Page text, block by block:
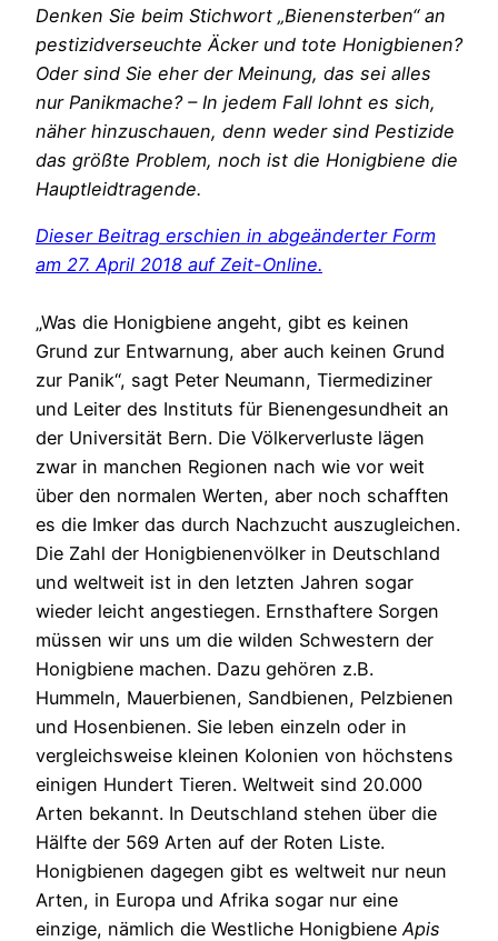
Denken Sie beim Stichwort „Bienensterben“ an
pestizidverseuchte Äcker und tote Honigbienen?
Oder sind Sie eher der Meinung, das sei alles
nur Panikmache? – In jedem Fall lohnt es sich,
näher hinzuschauen, denn weder sind Pestizide
das größte Problem, noch ist die Honigbiene die
Hauptleidtragende.
Dieser Beitrag erschien in abgeänderter Form
am 27. April 2018 auf Zeit-Online.
„Was die Honigbiene angeht, gibt es keinen
Grund zur Entwarnung, aber auch keinen Grund
zur Panik“, sagt Peter Neumann, Tiermediziner
und Leiter des Instituts für Bienengesundheit an
der Universität Bern. Die Völkerverluste lägen
zwar in manchen Regionen nach wie vor weit
über den normalen Werten, aber noch schafften
es die Imker das durch Nachzucht auszugleichen.
Die Zahl der Honigbienenvölker in Deutschland
und weltweit ist in den letzten Jahren sogar
wieder leicht angestiegen. Ernsthaftere Sorgen
müssen wir uns um die wilden Schwestern der
Honigbiene machen. Dazu gehören z.B.
Hummeln, Mauerbienen, Sandbienen, Pelzbienen
und Hosenbienen. Sie leben einzeln oder in
vergleichsweise kleinen Kolonien von höchstens
einigen Hundert Tieren. Weltweit sind 20.000
Arten bekannt. In Deutschland stehen über die
Hälfte der 569 Arten auf der Roten Liste.
Honigbienen dagegen gibt es weltweit nur neun
Arten, in Europa und Afrika sogar nur eine
einzige, nämlich die Westliche Honigbiene Apis